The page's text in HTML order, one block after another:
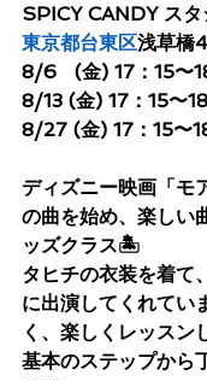
SPICY CANDY スタ
東京都台東区浅草
8/6   (金) 17：15〜
8/13 (金) 17：15〜
8/27 (金) 17：15〜
ディズニー映画「モ
の曲を始め、楽しい
ッズクラス🏝
タヒチの衣装を着て
に出演してくれてい
く、楽しくレッス
基本のステップから